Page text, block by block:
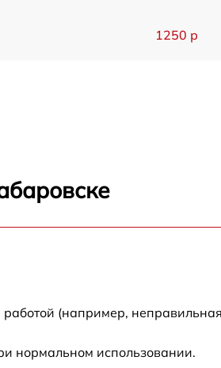
1250 р
750 р
(например,
нормальном использовании.